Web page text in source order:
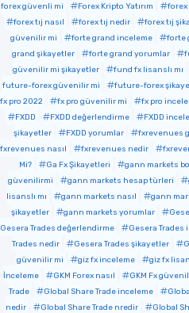
forex güvenli mi
Forex Kripto Yatırım forex
forex tıj nasıl
forex tıj nedir forex tıj
güvenilir mi
forte grand inceleme forte
grand şikayetler
forte grand yorumlar
güvenilir mi şikayetler
fund fx lisanslı mı
future-forex güvenilir mi
future-forex
fx pro 2022
fx pro güvenilir mi fx pro
FXDD
FXDD değerlendirme FXDD
şikayetler
FXDD yorumlar fxrevenues
fxrevenues nasıl
fxrevenues nedir
Mi?
Ga Fx Şikayetleri gann markets
güvenilirmi
gann markets hesap türleri
lisanslı mı
gann markets nasıl gann
şikayetler
gann markets yorumlar
Gesera Trades değerlendirme
Gesera Trades
Trades nedir
Gesera Trades şikayetler
güvenilir mi
giz fx inceleme giz fx
İnceleme
GKM Forex nasıl GKM Fx
Trade
Global Share Trade inceleme
nedir
Global Share Trade nredir Global